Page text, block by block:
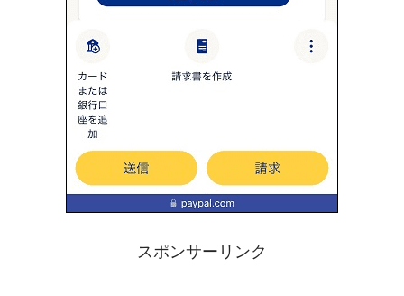
スポンサーリンク